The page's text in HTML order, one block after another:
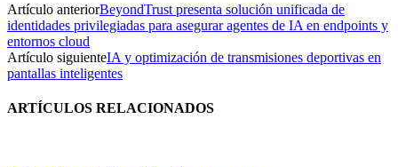
Artículo anteriorBeyondTrust presenta solución unificada de
identidades privilegiadas para asegurar agentes de IA en endpoints y
entornos cloud
Artículo siguienteIA y optimización de transmisiones deportivas en
pantallas inteligentes
ARTÍCULOS RELACIONADOS